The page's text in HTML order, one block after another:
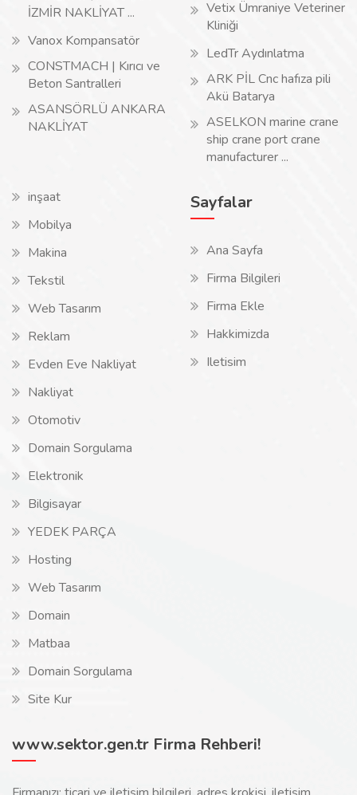
İZMİR NAKLİYAT ...
Vanox Kompansatör
CONSTMACH | Kırıcı ve
Beton Santralleri
ASANSÖRLÜ ANKARA
NAKLİYAT
Vetix Ümraniye Veteriner
Kliniği
LedTr Aydınlatma
ARK PİL Cnc hafıza pili
Akü Batarya
ASELKON marine crane
ship crane port crane
manufacturer ...
inşaat
Mobilya
Makina
Tekstil
Web Tasarım
Reklam
Evden Eve Nakliyat
Nakliyat
Otomotiv
Domain Sorgulama
Elektronik
Bilgisayar
YEDEK PARÇA
Hosting
Web Tasarım
Domain
Matbaa
Domain Sorgulama
Site Kur
Sayfalar
Ana Sayfa
Firma Bilgileri
Firma Ekle
Hakkimizda
Iletisim
www.sektor.gen.tr Firma Rehberi!